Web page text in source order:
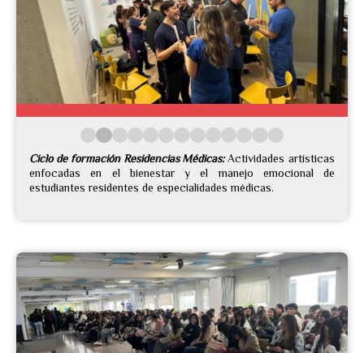
Ciclo de formación Residencias Médicas: Actividades artísticas
enfocadas en el bienestar y el manejo emocional de
estudiantes residentes de especialidades médicas.